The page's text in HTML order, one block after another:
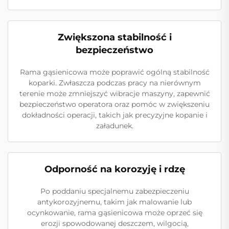
Zwiększona stabilność i
bezpieczeństwo
Rama gąsienicowa może poprawić ogólną stabilność
koparki. Zwłaszcza podczas pracy na nierównym
terenie może zmniejszyć wibracje maszyny, zapewnić
bezpieczeństwo operatora oraz pomóc w zwiększeniu
dokładności operacji, takich jak precyzyjne kopanie i
załadunek.
Odporność na korozyję i rdzę
Po poddaniu specjalnemu zabezpieczeniu
antykorozyjnemu, takim jak malowanie lub
ocynkowanie, rama gąsienicowa może oprzeć się
erozji spowodowanej deszczem, wilgocią,